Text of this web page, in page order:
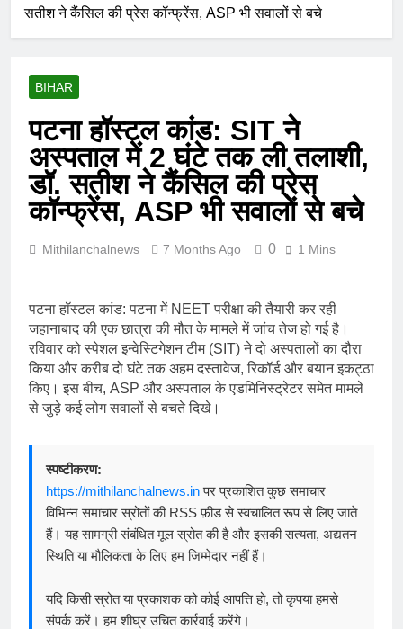
सतीश ने कैंसिल की प्रेस कॉन्फ्रेंस, ASP भी सवालों से बचे
BIHAR
पटना हॉस्टल कांड: SIT ने
अस्पताल में 2 घंटे तक ली तलाशी,
डॉ. सतीश ने कैंसिल की प्रेस
कॉन्फ्रेंस, ASP भी सवालों से बचे
Mithilanchalnews 7 Months Ago 0 1 Mins
पटना हॉस्टल कांड: पटना में NEET परीक्षा की तैयारी कर रही
जहानाबाद की एक छात्रा की मौत के मामले में जांच तेज हो गई है।
रविवार को स्पेशल इन्वेस्टिगेशन टीम (SIT) ने दो अस्पतालों का दौरा
किया और करीब दो घंटे तक अहम दस्तावेज, रिकॉर्ड और बयान इकट्ठा
किए। इस बीच, ASP और अस्पताल के एडमिनिस्ट्रेटर समेत मामले
से जुड़े कई लोग सवालों से बचते दिखे।
स्पष्टीकरण:
https://mithilanchalnews.inपर प्रकाशित कुछ समाचार
विभिन्न समाचार स्रोतों की RSS फ़ीड से स्वचालित रूप से लिए जाते
हैं। यह सामग्री संबंधित मूल स्रोत की है और इसकी सत्यता, अद्यतन
स्थिति या मौलिकता के लिए हम जिम्मेदार नहीं हैं।
यदि किसी स्रोत या प्रकाशक को कोई आपत्ति हो, तो कृपया हमसे
संपर्क करें। हम शीघ्र उचित कार्रवाई करेंगे।